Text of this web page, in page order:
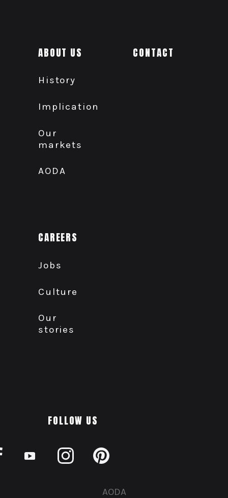
ABOUT US
History
Implication
Our
markets
AODA
CAREERS
Jobs
Culture
Our
stories
CONTACT
FOLLOW US
AODA